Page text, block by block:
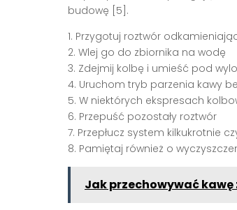
budowę [5].
1. Przygotuj roztwór
2. Wlej go do zbiornika na wodę
3. Zdejmij kolbę i umieść pod
4. Uruchom tryb parzenia kawy
5. W niektórych ekspresach
6. Przepuść pozostały roztwór
7. Przepłucz system kilkukrotnie
8. Pamiętaj również o
Jak przechowywać